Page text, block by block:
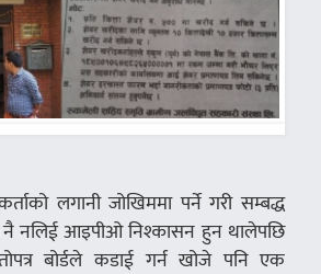
लगानी जोखिममा पर्ने गरी सम्बद्ध
नै नलिई आइपीओ निश्कासन हुन थालेपछि
बोर्डले कडाई गर्न खोजे पनि एक